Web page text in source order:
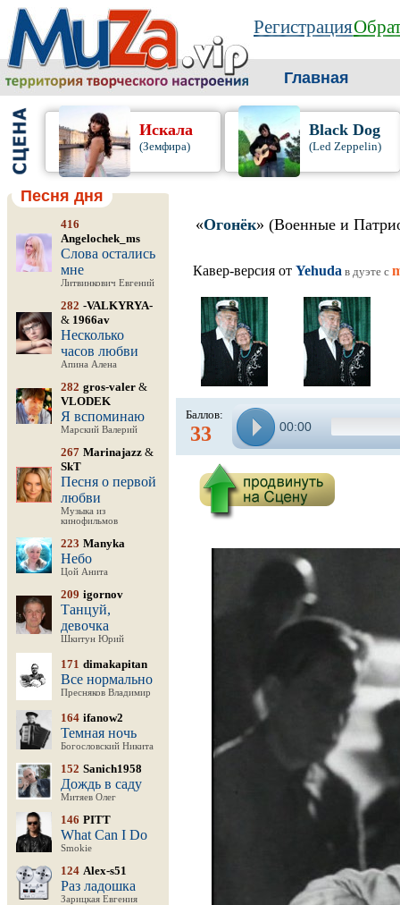
Регистрация
Главная
Искала
(Земфира)
Black Dog
(Led Zeppelin)
Песня дня
416
Angelochek_ms
Слова остались
мне
Литвинкович Евгений
282 -VALKYRYA-
& 1966av
Несколько
часов любви
Апина Алена
282 gros-valer &
VLODEK
Я вспоминаю
Марский Валерий
267 Marinajazz &
SkT
Песня о первой
любви
Музыка из
кинофильмов
223 Manyka
Небо
Цой Анита
209 igornov
Танцуй,
девочка
Шкитун Юрий
171 dimakapitan
Все нормально
Пресняков Владимир
164 ifanow2
Темная ночь
Богословский Никита
152 Sanich1958
Дождь в саду
Митяев Олег
146 PITT
What Can I Do
Smokie
124 Alex-s51
Раз ладошка
Зарицкая Евгения
«Огонёк» (Военные и
Кавер-версия от Yehuda в дуэте c
Баллов:
33 00:00